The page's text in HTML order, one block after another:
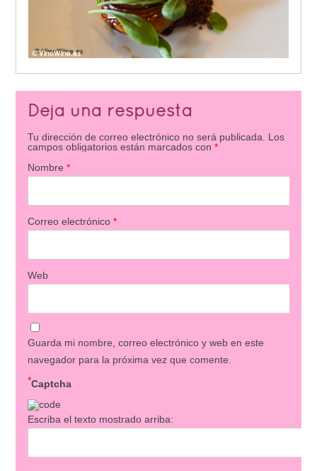
Deja una respuesta
Tu dirección de correo electrónico no será publicada.
Los
campos obligatorios están marcados con *
Nombre *
Correo electrónico *
Web
Guarda mi nombre, correo electrónico y web en este
navegador para la próxima vez que comente.
Captcha
*
Escriba el texto mostrado arriba: